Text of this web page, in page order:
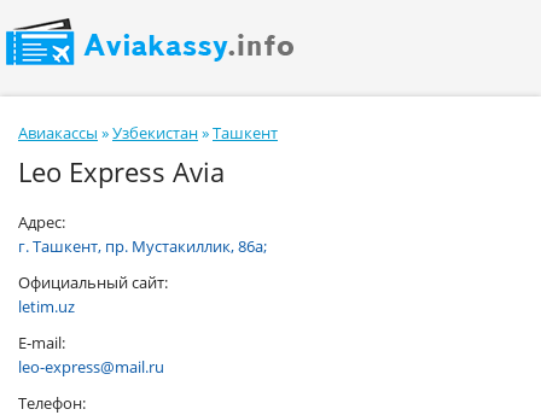
Авиакассы »Узбекистан»Ташкент
Leo Express Avia
Адрес:
г. Ташкент, пр. Мустакиллик, 86а;
Официальный сайт:
letim.uz
E-mail:
leo-express@mail.ru
Телефон: